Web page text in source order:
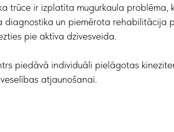
trūce ir izplatīta mugurkaula problēma,
diagnostika un piemērota rehabilitācija
pie aktīva dzīvesveida.
piedāvā individuāli pielāgotas
atjaunošanai.